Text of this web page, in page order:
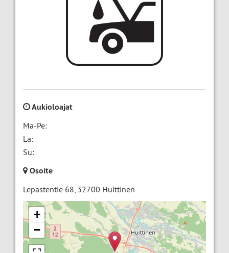
Aukioloajat
Ma-Pe:
La:
Su:
Osoite
Lepästentie 68, 32700 Huittinen
+
−